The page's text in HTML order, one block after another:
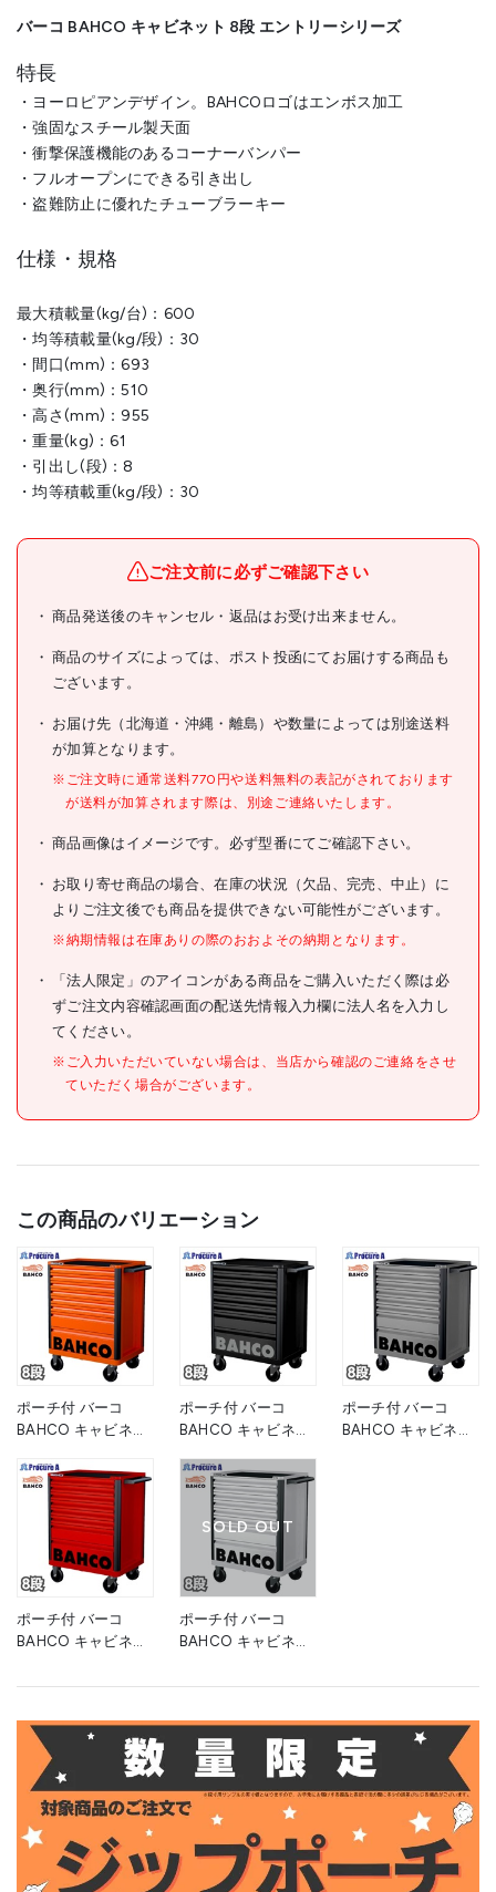
バーコ BAHCO キャビネット 8段 エントリーシリーズ
特長
・ヨーロピアンデザイン。BAHCOロゴはエンボス加工
・強固なスチール製天面
・衝撃保護機能のあるコーナーバンパー
・フルオープンにできる引き出し
・盗難防止に優れたチューブラーキー
仕様・規格
最大積載量(kg/台)：600
・均等積載量(kg/段)：30
・間口(mm)：693
・奥行(mm)：510
・高さ(mm)：955
・重量(kg)：61
・引出し(段)：8
・均等積載重(kg/段)：30
ご注文前に必ずご確認下さい
商品発送後のキャンセル・返品はお受け出来ません。
商品のサイズによっては、ポスト投函にてお届けする商品も
ございます。
お届け先（北海道・沖縄・離島）や数量によっては別途送料
が加算となります。
※ご注文時に通常送料770円や送料無料の表記がされております
が送料が加算されます際は、別途ご連絡いたします。
商品画像はイメージです。必ず型番にてご確認下さい。
お取り寄せ商品の場合、在庫の状況（欠品、完売、中止）に
よりご注文後でも商品を提供できない可能性がございます。
※納期情報は在庫ありの際のおおよその納期となります。
「法人限定」のアイコンがある商品をご購入いただく際は必
ずご注文内容確認画面の配送先情報入力欄に法人名を入力し
てください。
※ご入力いただいていない場合は、当店から確認のご連絡をさせ
ていただく場合がございます。
この商品のバリエーション
ポーチ付 バーコ
BAHCO キャビネッ
チール製ワゴン ツー
ルストレージエント
リー 1472K8 高さ
955×幅693×奥行
510mm 1台 ■▼139-
0873
ポーチ付 バーコ
BAHCO キャビネッ
チール製ワゴン ツー
ルストレージエント
リー 1472K8BLACK
黒 高さ955×幅693×
奥行510mm 1台
■▼139-0859
ポーチ付 バーコ
BAHCO キャビネッ
ポーチ付 バーコ
BAHCO キャビネッ
ール製ワゴン ツール
ー 1472K8RED 赤 高
さ955×幅693×奥行
510mm 1台 ■▼139-
0868
SOLD OUT
ポーチ付 バーコ
BAHCO キャビネッ
チール製ワゴン ツー
リー 1472K8WHITE
白 高さ955×幅693×
奥行510mm 1台
■▼266-9055